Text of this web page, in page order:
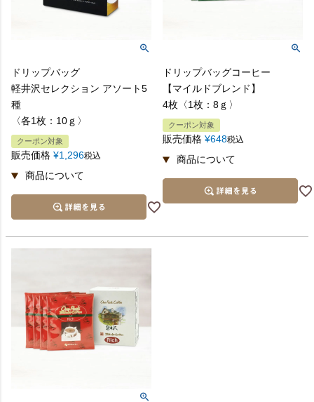
ドリップバッグ
軽井沢セレクション アソート5
種
〈各1枚：10ｇ〉
クーポン対象
販売価格 ¥1,296税込
ドリップバッグコーヒー
【マイルドブレンド】
4枚〈1枚：8ｇ〉
クーポン対象
販売価格 ¥648税込